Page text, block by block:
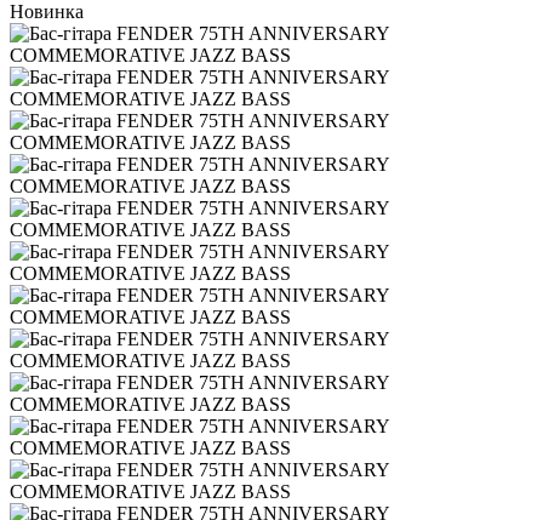
Новинка